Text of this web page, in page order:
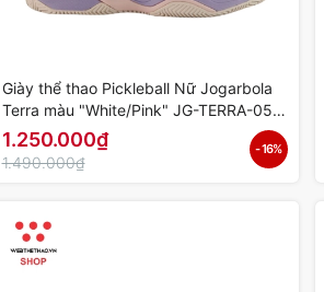
Giày thể thao Pickleball Nữ Jogarbola
Terra màu "White/Pink" JG-TERRA-05 -
Hàng Chính Hãng
1.250.000₫
1.490.000₫
- 16%